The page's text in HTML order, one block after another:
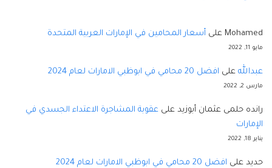
Mohamed على أسعار المحامين في الإمارات العربية المتحدة
مايو 11, 2022
عبدالله على افضل 20 محامي في ابوظبي الامارات لعام 2024
مارس 2, 2022
رانده حلمى عثمان أبوزيد على عقوبة المشاجرة الاعتداء الجسدي في
الإمارات
يناير 18, 2022
حديد على افضل 20 محامي في ابوظبي الامارات لعام 2024